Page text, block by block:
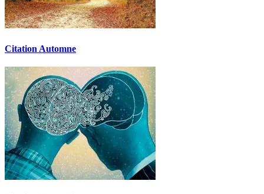
Citation Automne